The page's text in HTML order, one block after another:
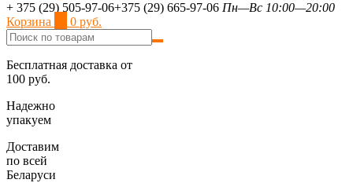
+ 375 (29) 505-97-06+375 (29) 665-97-06 Пн—Вс 10:00—20:00
Корзина
0 руб.
Бесплатная доставка от
100 руб.
Надежно
упакуем
Доставим
по всей
Беларуси